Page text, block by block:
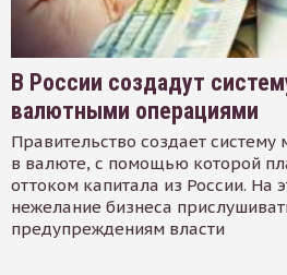
В России создадут
валютными операциями
Правительство создает
в валюте, с помощью которой
оттоком капитала из России. На
нежелание бизнеса
предупреждениям власти